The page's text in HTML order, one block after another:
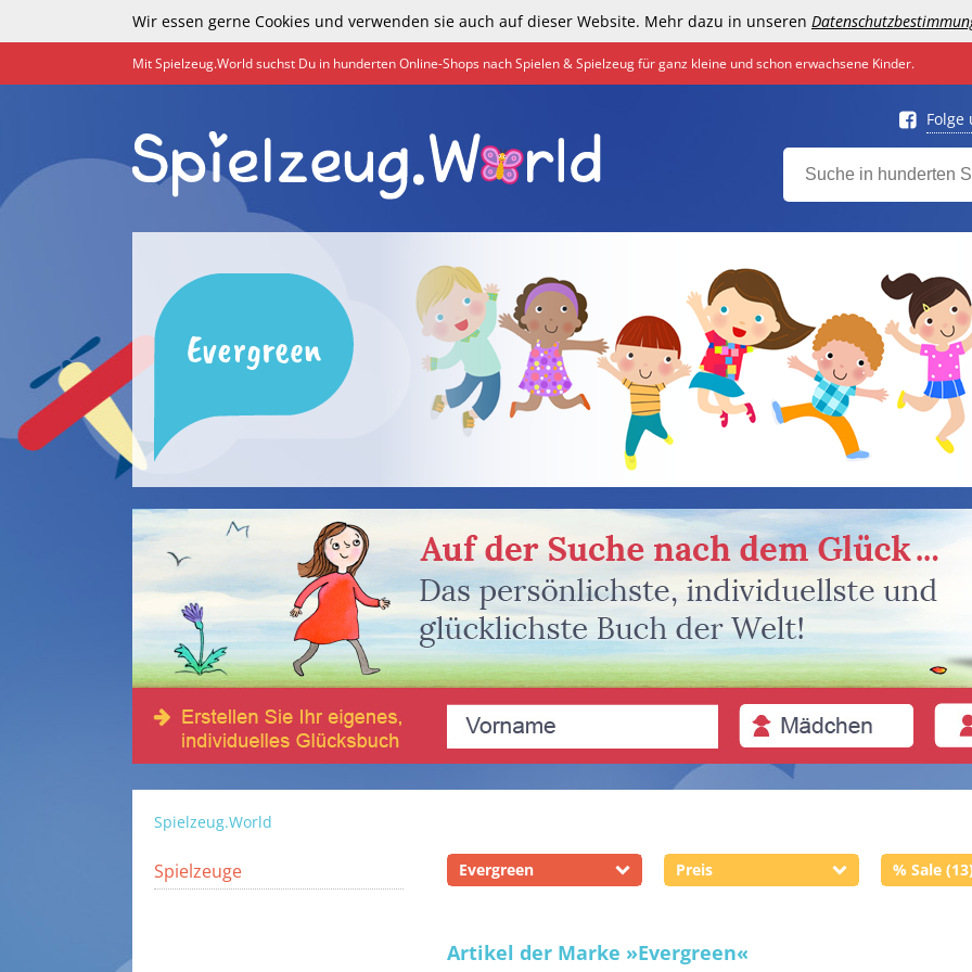
Wir essen gerne Cookies und verwenden sie auch auf dieser Website. Mehr dazu in unseren
Mit Spielzeug.World suchst Du in hunderten Online-Shops nach Spielen & Spielzeug für ganz kleine und schon erwachsene Kinder.
Folge
Evergreen
Spielzeug.World
Spielzeuge Evergreen Preis % Sale
Artikel der Marke »Evergreen«